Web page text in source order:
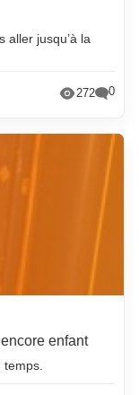
aller jusqu’à la
272 0
enfant